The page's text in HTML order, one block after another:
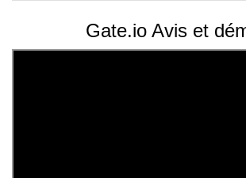
Gate.io Avis et